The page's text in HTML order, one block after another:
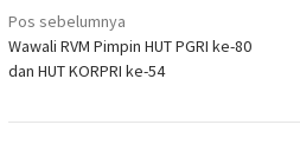
Navigasi
pos
Pos sebelumnya
Wawali RVM Pimpin HUT PGRI ke-80
dan HUT KORPRI ke-54